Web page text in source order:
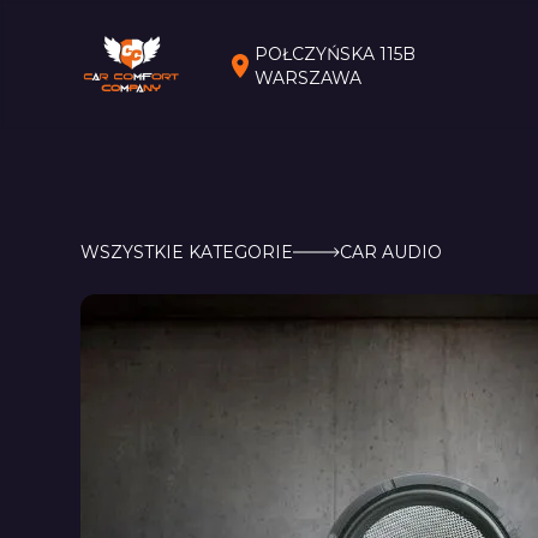
POŁCZYŃSKA 115B
WARSZAWA
WSZYSTKIE KATEGORIE CAR AUDIO